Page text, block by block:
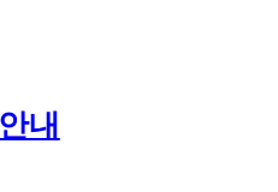
내